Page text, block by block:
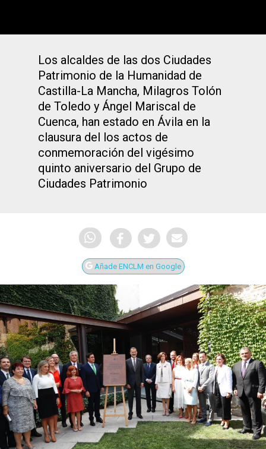
Los alcaldes de las dos Ciudades
Patrimonio de la Humanidad de
Castilla-La Mancha, Milagros Tolón
de Toledo y Ángel Mariscal de
Cuenca, han estado en Ávila en la
clausura del los actos de
conmemoración del vigésimo
quinto aniversario del Grupo de
Ciudades Patrimonio
Añade ENCLM en Google